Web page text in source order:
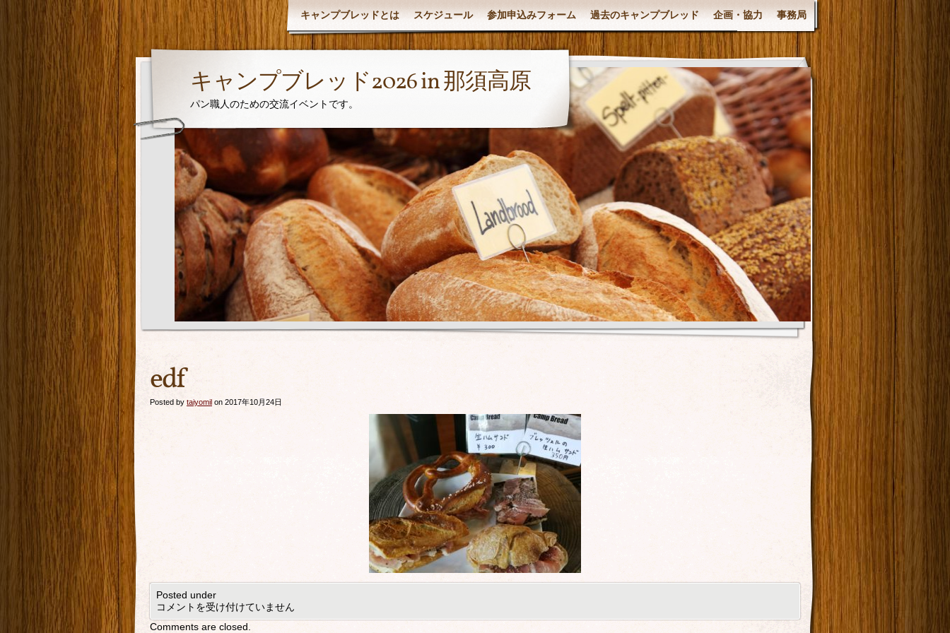
キャンプブレッドとは スケジュール 参加申込みフォーム 過去のキャンプブレッド 企画・協力 事務局
キャンプブレッド2026 in 那須高原
パン職人のための交流イベントです。
edf
Posted by taiyomil on 2017年10月24日
Posted under
コメントを受け付けていません
Comments are closed.